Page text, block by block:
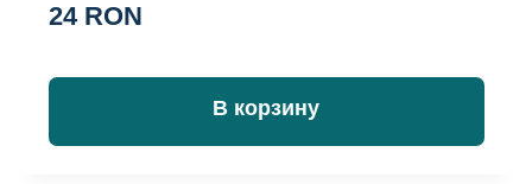
24 RON
В корзину